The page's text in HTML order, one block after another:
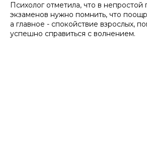
Психолог отметила, что в
экзаменов нужно помнить, что
а главное - спокойствие взрослых,
успешно справиться с волнением.